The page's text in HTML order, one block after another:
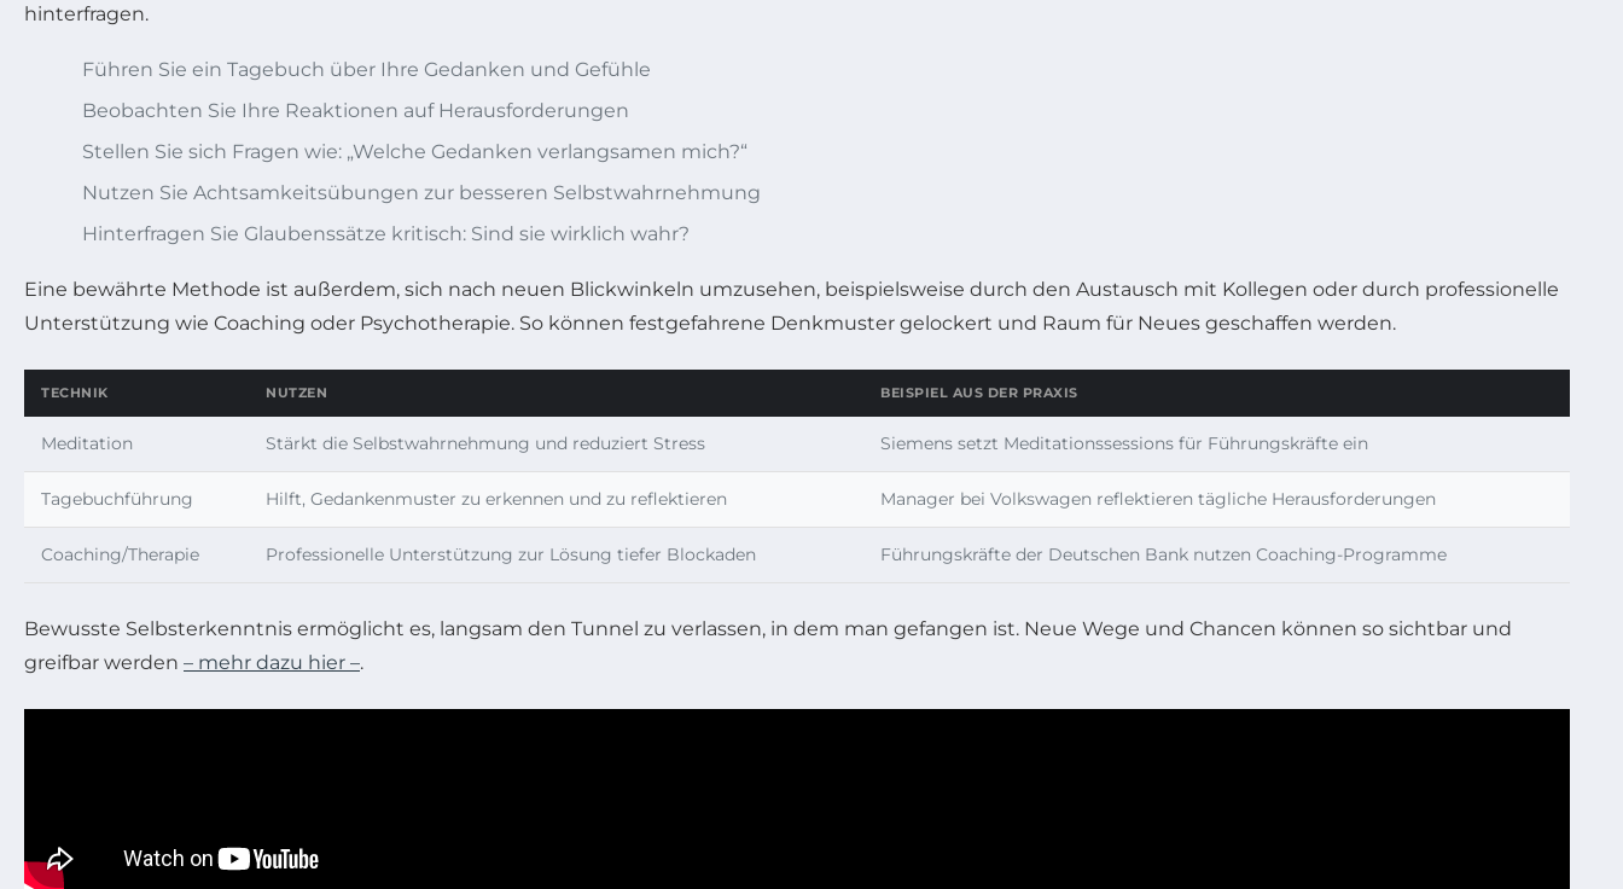
hinterfragen.
Führen Sie ein Tagebuch über Ihre Gedanken und Gefühle
Beobachten Sie Ihre Reaktionen auf Herausforderungen
Stellen Sie sich Fragen wie: „Welche Gedanken verlangsamen mich?“
Nutzen Sie Achtsamkeitsübungen zur besseren Selbstwahrnehmung
Hinterfragen Sie Glaubenssätze kritisch: Sind sie wirklich wahr?
Eine bewährte Methode ist außerdem, sich nach neuen Blickwinkeln umzusehen, beispielsweise durch den Austausch mit Kollegen oder durch professionelle
Unterstützung wie Coaching oder Psychotherapie. So können festgefahrene Denkmuster gelockert und Raum für Neues geschaffen werden.
TECHNIK NUTZEN BEISPIEL AUS DER PRAXIS
Meditation Stärkt die Selbstwahrnehmung und reduziert Stress Siemens setzt Meditationssessions für Führungskräfte ein
Tagebuchführung Hilft, Gedankenmuster zu erkennen und zu reflektieren Manager bei Volkswagen reflektieren tägliche Herausforderungen
Coaching/Therapie Professionelle Unterstützung zur Lösung tiefer Blockaden Führungskräfte der Deutschen Bank nutzen Coaching-Programme
Bewusste Selbsterkenntnis ermöglicht es, langsam den Tunnel zu verlassen, in dem man gefangen ist. Neue Wege und Chancen können so sichtbar und
greifbar werden – mehr dazu hier –.